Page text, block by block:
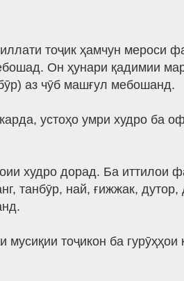
тоҷик ҳамчун мероси
Он ҳунари қадимии
аз чӯб машғул мебошанд.
устоҳо умри худро ба
худро дорад. Ба иттилои
танбӯр, най, ғижжак,
тоҷикон ба гурӯҳҳои